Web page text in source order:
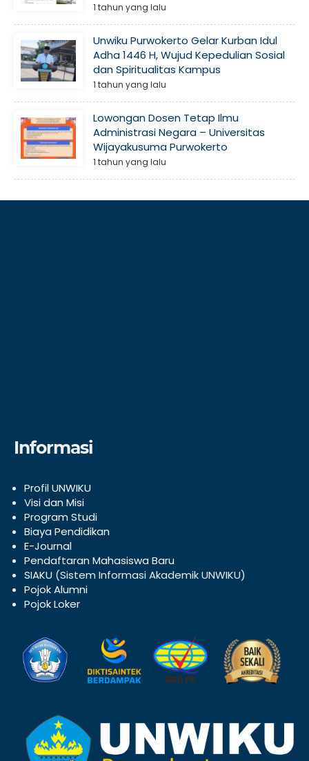
1 tahun yang lalu
Unwiku Purwokerto Gelar Kurban Idul
Adha 1446 H, Wujud Kepedulian Sosial
dan Spiritualitas Kampus
1 tahun yang lalu
Lowongan Dosen Tetap Ilmu
Administrasi Negara – Universitas
Wijayakusuma Purwokerto
1 tahun yang lalu
Informasi
Profil UNWIKU
Visi dan Misi
Program Studi
Biaya Pendidikan
E-Journal
Pendaftaran Mahasiswa Baru
SIAKU (Sistem Informasi Akademik UNWIKU)
Pojok Alumni
Pojok Loker